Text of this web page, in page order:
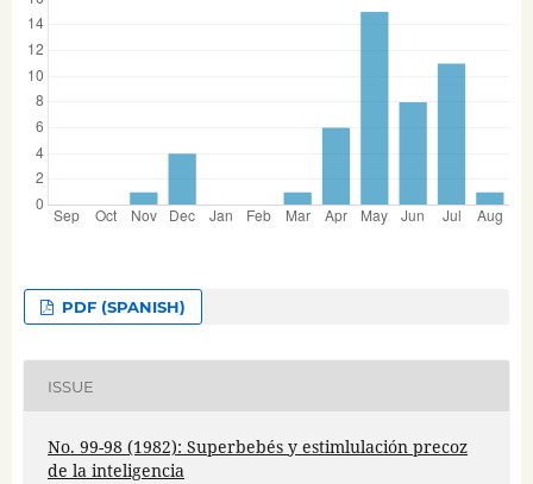
PDF (SPANISH)
ISSUE
No. 99-98 (1982): Superbebés y estimlulación precoz
de la inteligencia